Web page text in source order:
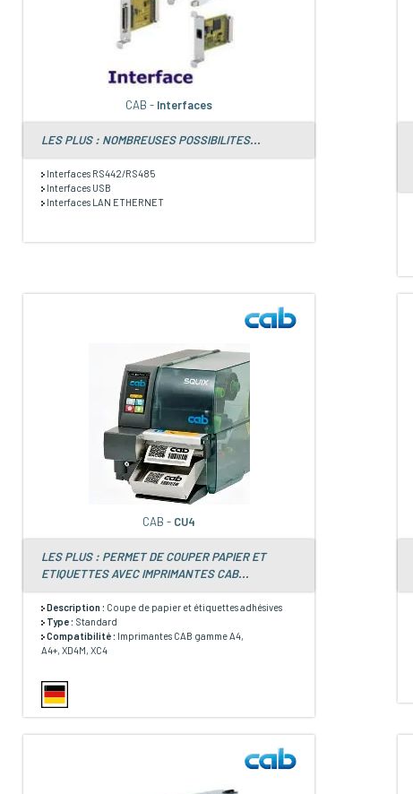
CAB - Interfaces
LES PLUS : NOMBREUSES POSSIBILITES...
Interfaces RS442/RS485
Interfaces USB
Interfaces LAN ETHERNET
CAB - CU4
LES PLUS : PERMET DE COUPER PAPIER ET
ETIQUETTES AVEC IMPRIMANTES CAB...
Description : Coupe de papier et étiquettes adhésives
Type : Standard
Compatibilité : Imprimantes CAB gamme A4,
A4+, XD4M, XC4